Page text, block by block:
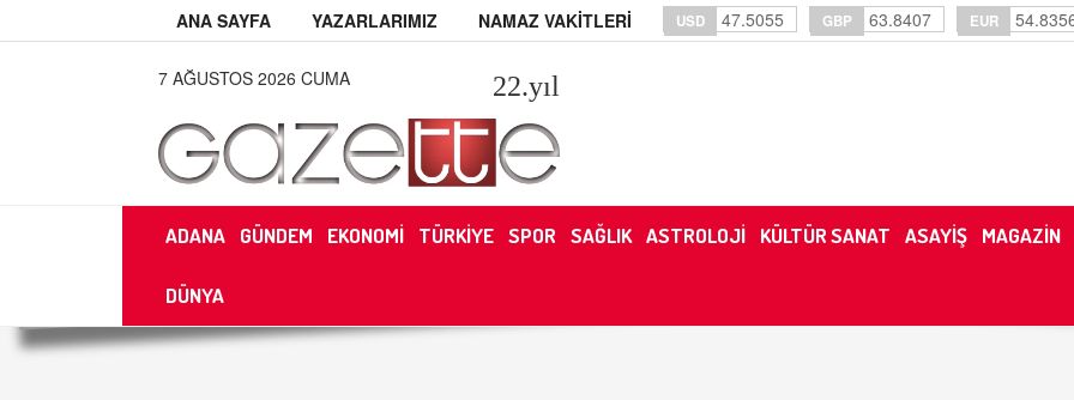
ANA SAYFA YAZARLARIMIZ NAMAZ VAKİTLERİ USD 47.5055 GBP 63.8407 EUR
7 AĞUSTOS 2026 CUMA 22.yıl
ADANA GÜNDEM EKONOMİ TÜRKİYE SPOR SAĞLIK ASTROLOJİ KÜLTÜR SANAT ASAYİŞ MAGAZİN
DÜNYA